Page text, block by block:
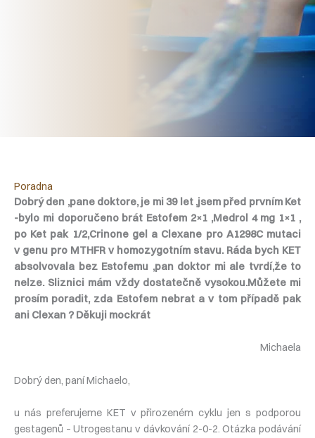
Poradna
Dobrý den ,pane doktore, je mi 39 let ,jsem před prvním Ket
-bylo mi doporučeno brát Estofem 2×1 ,Medrol 4 mg 1×1 ,
po Ket pak 1/2,Crinone gel a Clexane pro A1298C mutaci
v genu pro MTHFR v homozygotním stavu. Ráda bych KET
absolvovala bez Estofemu ,pan doktor mi ale tvrdí,že to
nelze. Sliznici mám vždy dostatečně vysokou.Můžete mi
prosím poradit, zda Estofem nebrat a v tom případě pak
ani Clexan ? Děkuji mockrát
Michaela
Dobrý den, paní Michaelo,
u nás preferujeme KET v přirozeném cyklu jen s podporou
gestagenů – Utrogestanu v dávkování 2-0-2. Otázka podávání